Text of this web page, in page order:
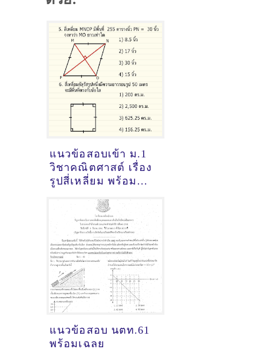
แนวข้อสอบเข้า ม.1
วิชาคณิตศาสต์ เรื่อง
รูปสี่เหลี่ยม พร้อม
แนวข้อสอบ นตท.61
พร้อมเฉลย